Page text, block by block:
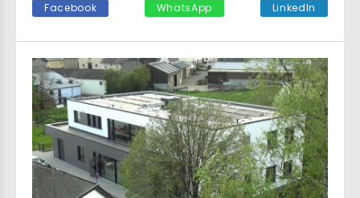
Facebook WhatsApp LinkedIn